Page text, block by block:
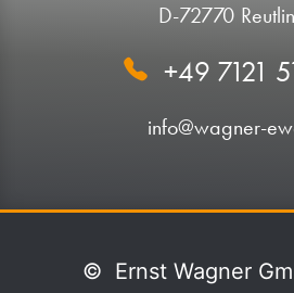
D-72770
+49 7121
info@wagner-
© Ernst Wagner